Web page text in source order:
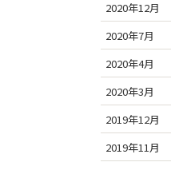
2020年12月
2020年7月
2020年4月
2020年3月
2019年12月
2019年11月